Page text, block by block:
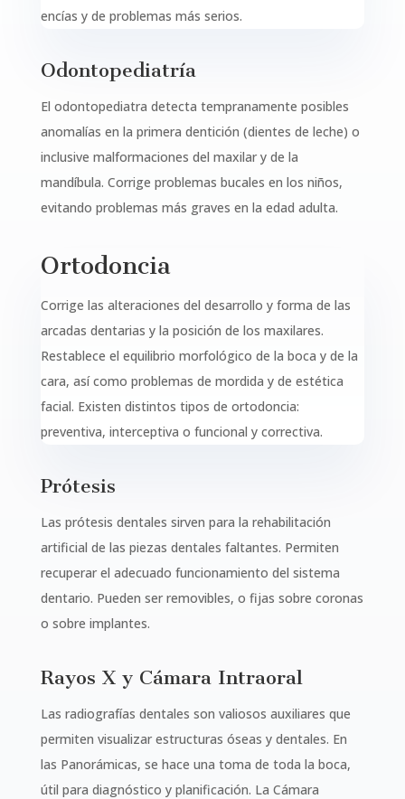
encías y de problemas más serios.
Odontopediatría
El odontopediatra detecta tempranamente posibles
anomalías en la primera dentición (dientes de leche) o
inclusive malformaciones del maxilar y de la
mandíbula. Corrige problemas bucales en los niños,
evitando problemas más graves en la edad adulta.
Ortodoncia
Corrige las alteraciones del desarrollo y forma de las
arcadas dentarias y la posición de los maxilares.
Restablece el equilibrio morfológico de la boca y de la
cara, así como problemas de mordida yde estética
facial. Existen distintos tipos de ortodoncia:
preventiva, interceptiva o funcional y correctiva.
Prótesis
Las prótesis dentales sirven para la rehabilitación
artificial de las piezas dentales faltantes. Permiten
recuperar el adecuado funcionamiento del sistema
dentario. Pueden ser removibles, o fijas sobre coronas
o sobre implantes.
Rayos X y Cámara Intraoral
Las radiografías dentales son valiosos auxiliares que
permiten visualizar estructuras óseas y dentales. En
las Panorámicas, se hace una toma de toda la boca,
útil para diagnóstico y planificación. La Cámara